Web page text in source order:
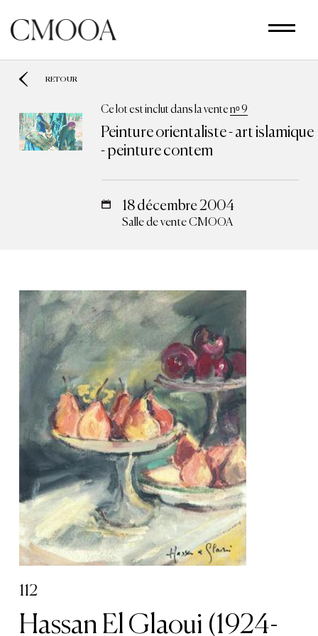
contenu
principal
RETOUR
Ce lot est inclut dans la ventenᵒ 9
Peinture orientaliste - art islamique
- peinture contem
18 décembre 2004
Salle de vente CMOOA
112
Hassan El Glaoui (1924-